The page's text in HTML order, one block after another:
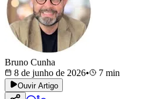
Bruno Cunha
8 de junho de 2026• 7 min
Ouvir Artigo